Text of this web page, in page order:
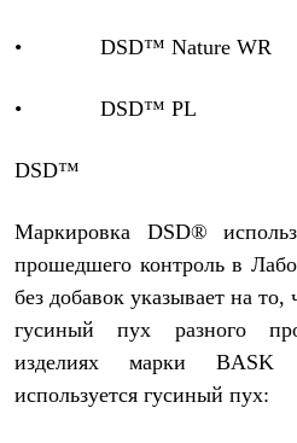
• DSD™ Nature WR
• DSD™ PL
DSD™
Маркировка DSD®
прошедшего контроль в
без добавок указывает на то,
гусиный пух разного
изделиях марки BASK
используется гусиный пух: